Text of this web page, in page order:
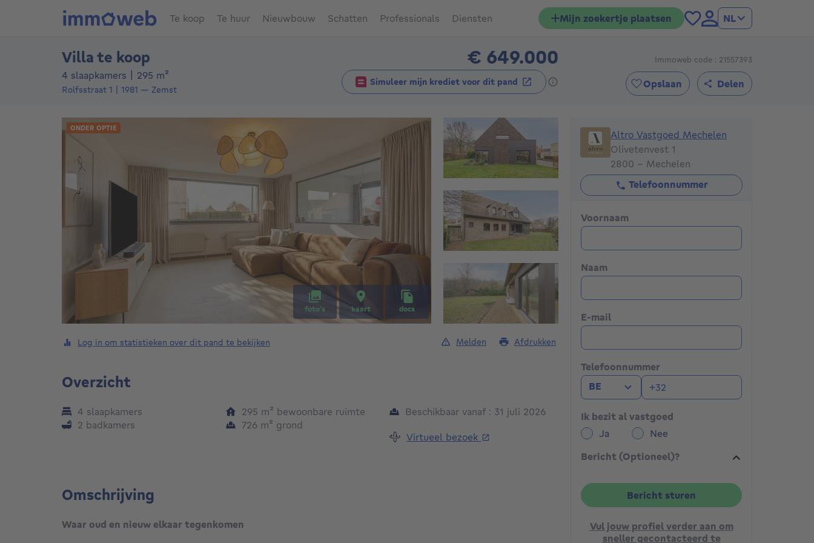
Te koop Te huur Nieuwbouw Schatten Professionals Diensten Mijn zoekertje plaatsen NL
Villa te koop € 649.000649000€
4 slaapkamers 295 m²
Rolfsstraat 1 1981 — Zemst
Simuleer mijn krediet voor dit pand
Immoweb code : 21557393
Opslaan Delen
ONDER OPTIE
foto's kaart docs
Altro Vastgoed Mechelen
Altro Vastgoed Mechelen
Olivetenvest 1
2800 - Mechelen
Telefoonnummer
Voornaam
Naam
E-mail
Telefoonnummer
BE
Ik bezit al vastgoed
Ja
Nee
Bericht (Optioneel)?
Bericht sturen
Vul jouw profiel verder aan om
sneller gecontacteerd te
Log in om statistieken over dit pand te bekijken Melden Afdrukken
Overzicht
4 slaapkamers
2 badkamers
295 m² vierkante meters
bewoonbare ruimte
726 m² vierkante meters
grond
Beschikbaar vanaf : 31 juli 2026
Virtueel bezoek
Omschrijving
Waar oud en nieuw elkaar tegenkomen